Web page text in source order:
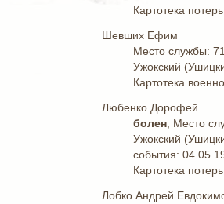
Картотека потерь
Шевших Ефим
Место службы:
Ужокский
Картотека
Любенко Дорофей
болен , Место
Ужокский
события:
Картотека потерь
Лобко Андрей